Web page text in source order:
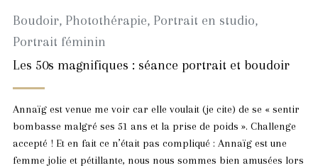
Boudoir, Photothérapie, Portrait en studio,
Portrait féminin
Les 50s magnifiques : séance portrait et boudoir
Annaïg est venue me voir car elle voulait (je cite) de se « sentir
bombasse malgré ses 51 ans et la prise de poids ». Challenge
accepté ! Et en fait ce n’était pas compliqué : Annaïg est une
femme jolie et pétillante, nous nous sommes bien amusées lors